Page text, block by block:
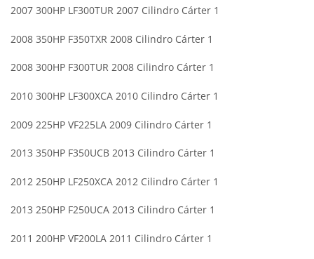
2007 300HP LF300TUR 2007 Cilindro Cárter 1
2008 350HP F350TXR 2008 Cilindro Cárter 1
2008 300HP F300TUR 2008 Cilindro Cárter 1
2010 300HP LF300XCA 2010 Cilindro Cárter 1
2009 225HP VF225LA 2009 Cilindro Cárter 1
2013 350HP F350UCB 2013 Cilindro Cárter 1
2012 250HP LF250XCA 2012 Cilindro Cárter 1
2013 250HP F250UCA 2013 Cilindro Cárter 1
2011 200HP VF200LA 2011 Cilindro Cárter 1